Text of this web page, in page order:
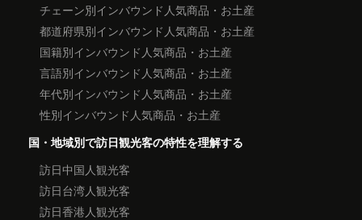
チェーン別インバウンド人気商品・お土産
都道府県別インバウンド人気商品・お土産
国籍別インバウンド人気商品・お土産
言語別インバウンド人気商品・お土産
年代別インバウンド人気商品・お土産
性別インバウンド人気商品・お土産
国・地域別で訪日観光客の特性を理解する
訪日中国人観光客
訪日台湾人観光客
訪日香港人観光客